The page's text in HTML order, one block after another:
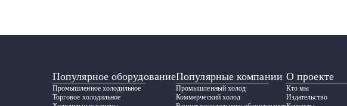
Популярное оборудование
Промышленное холодильное
Торговое холодильное
Популярные компании
Промышленный холод
Коммерческий холод
О проекте
Кто мы
Издательство